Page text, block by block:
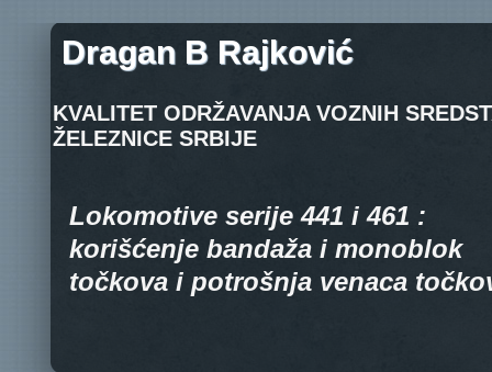
Dragan B Rajković
KVALITET ODRŽAVANJA VOZNIH
ŽELEZNICE SRBIJE
Lokomotive serije 441 i 461 :
korišćenje bandaža i monoblok
točkova i potrošnja venaca